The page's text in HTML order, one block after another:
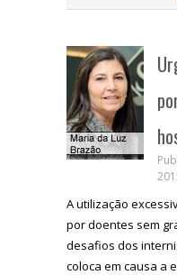
A utilização
por doentes sem
desafios dos
coloca em causa a